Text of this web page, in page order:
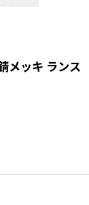
メッキ ランス